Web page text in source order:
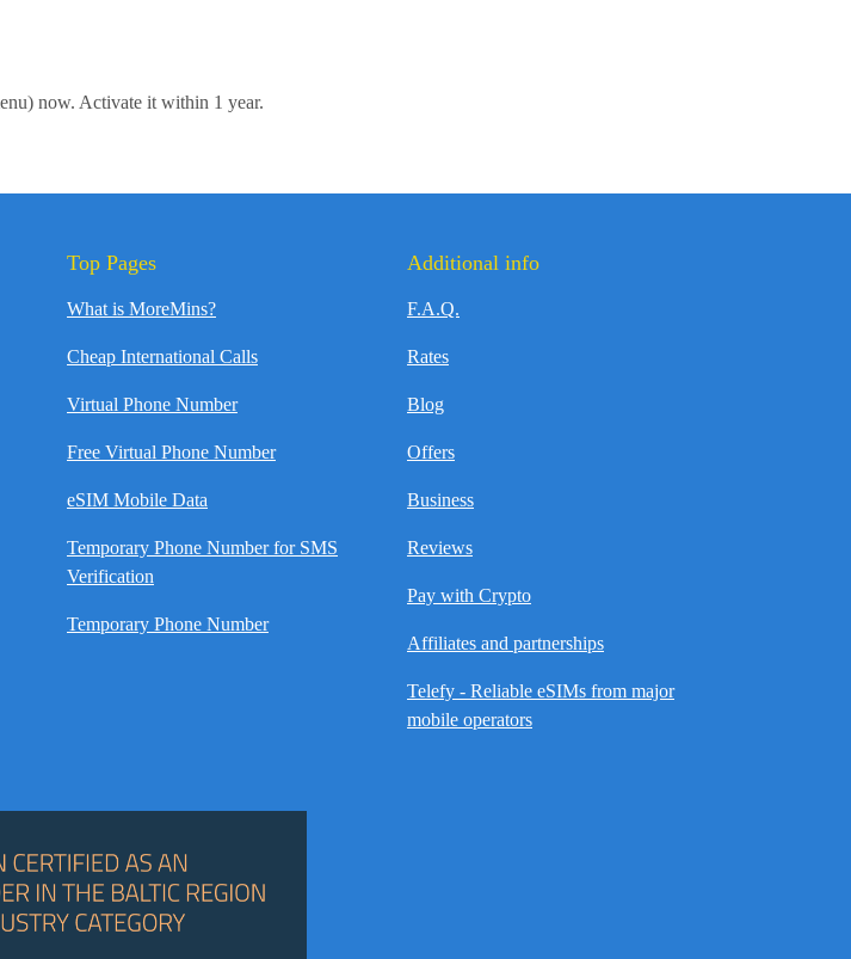
now. Activate it within 1 year.
Top Pages
What is MoreMins?
Cheap International Calls
Virtual Phone Number
Free Virtual Phone Number
eSIM Mobile Data
Temporary Phone Number for SMS
Verification
Temporary Phone Number
Additional info
F.A.Q.
Rates
Blog
Offers
Business
Reviews
Pay with Crypto
Affiliates and partnerships
Telefy - Reliable eSIMs from major
mobile operators